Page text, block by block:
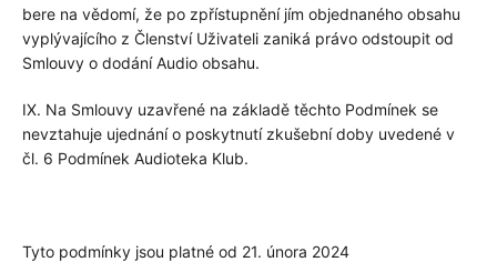
bere na vědomí, že po zpřístupnění jím objednaného obsahu
vyplývajícího z Členství Uživateli zaniká právo odstoupit od
Smlouvy o dodání Audio obsahu.
IX. Na Smlouvy uzavřené na základě těchto Podmínek se
nevztahuje ujednání o poskytnutí zkušební doby uvedené v
čl. 6 Podmínek Audioteka Klub.
Tyto podmínky jsou platné od 21. února 2024